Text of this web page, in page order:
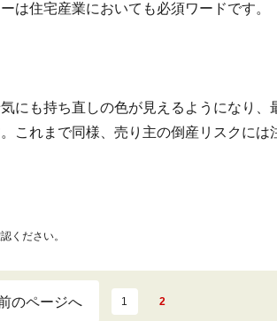
は住宅産業においても必須ワードです。
にも持ち直しの色が見えるようになり、
これまで同様、売り主の倒産リスクには
ください。
のページへ 1 2